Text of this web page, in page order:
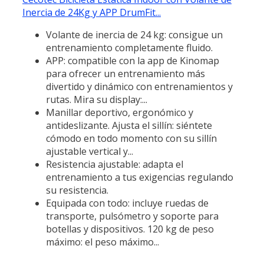
Inercia de 24Kg y APP DrumFit...
Volante de inercia de 24 kg: consigue un
entrenamiento completamente fluido.
APP: compatible con la app de Kinomap
para ofrecer un entrenamiento más
divertido y dinámico con entrenamientos y
rutas. Mira su display:...
Manillar deportivo, ergonómico y
antideslizante. Ajusta el sillín: siéntete
cómodo en todo momento con su sillín
ajustable vertical y...
Resistencia ajustable: adapta el
entrenamiento a tus exigencias regulando
su resistencia.
Equipada con todo: incluye ruedas de
transporte, pulsómetro y soporte para
botellas y dispositivos. 120 kg de peso
máximo: el peso máximo...